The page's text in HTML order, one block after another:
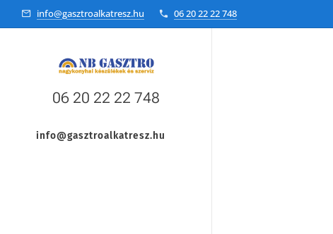
info@gasztroalkatresz.hu 06 20 22 22 748
06 20 22 22 748
info@gasztroalkatresz.hu